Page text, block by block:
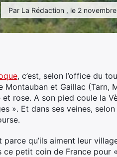
Par La Rédaction , le 2
, c’est, selon l’office du
Montauban et Gaillac (Tarn,
et rose. A son pied coule la
». Et dans ses veines,
parce qu’ils aiment leur
ce petit coin de France pour